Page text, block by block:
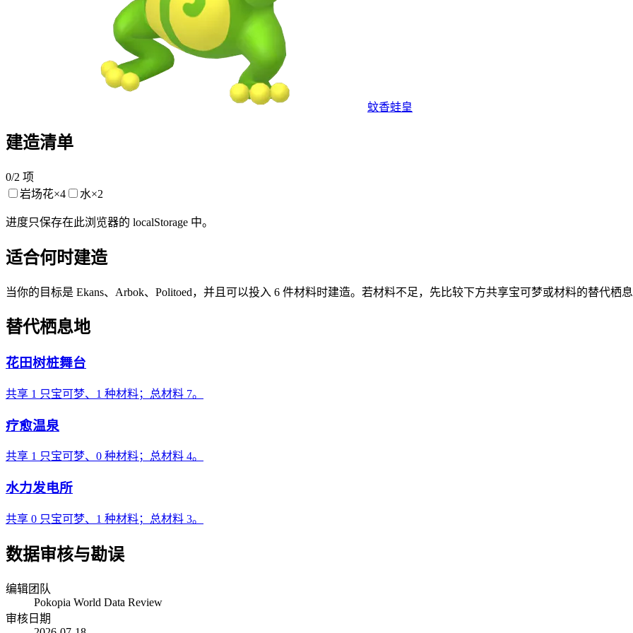
蚊香蛙皇
建造清单
0/2 项
岩场花×4 水×2
进度只保存在此浏览器的 localStorage 中。
适合何时建造
当你的目标是 Ekans、Arbok、Politoed，并且可以投入 6 件材料时建造。若材料不足，先比较下方共享宝可梦或材料的替代栖
替代栖息地
花田树桩舞台
共享 1 只宝可梦、1 种材料；总材料 7。
疗愈温泉
共享 1 只宝可梦、0 种材料；总材料 4。
水力发电所
共享 0 只宝可梦、1 种材料；总材料 3。
数据审核与勘误
编辑团队
Pokopia World Data Review
审核日期